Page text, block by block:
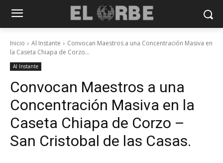
Inicio Al Instante
Convocan Maestros a una Concentración Masiva en
la Caseta Chiapa de Corzo...
Al Instante
Convocan Maestros a una
Concentración Masiva en la
Caseta Chiapa de Corzo –
San Cristobal de las Casas.